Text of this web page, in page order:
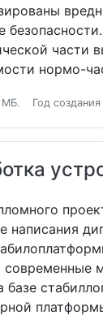
безопасности.
части
нормо-
МБ. Год создания
написания
базе